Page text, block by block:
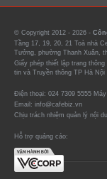
© Copyright 2012 - 2026 -
Tầng 17, 19, 20, 21 Toà nhà
Tưởng, phường Thanh Xuân,
Giấy phép thiết lập trang
tin và Truyền thông TP Hà Nội
Điện thoại: 024 7309 5555
Email: info@cafebiz.vn
Chịu trách nhiệm quản lý nội
Hỗ trợ quảng cáo: